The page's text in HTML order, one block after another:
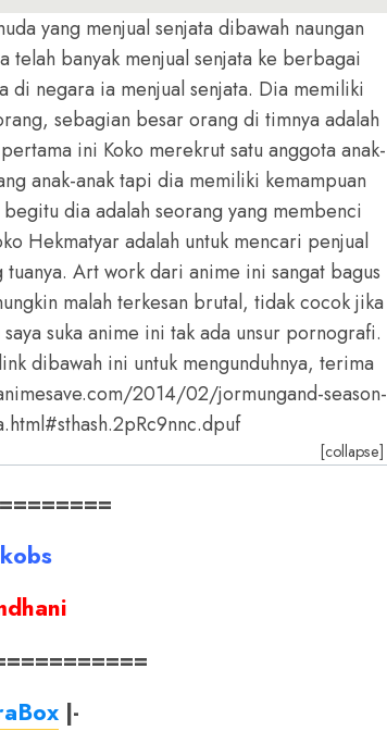
yang menjual senjata dibawah naungan
banyak menjual senjata ke berbagai
di negara ia menjual senjata. Dia memiliki
sebagian besar orang di timnya adalah
ini Koko merekrut satu anggota anak-
anak-anak tapi dia memiliki kemampuan
dia adalah seorang yang membenci
Hekmatyar adalah untuk mencari penjual
Art work dari anime ini sangat bagus
malah terkesan brutal, tidak cocok jika
suka anime ini tak ada unsur pornografi.
dibawah ini untuk mengunduhnya, terima
2014/02/jormungand-season-
[collapse]
|-